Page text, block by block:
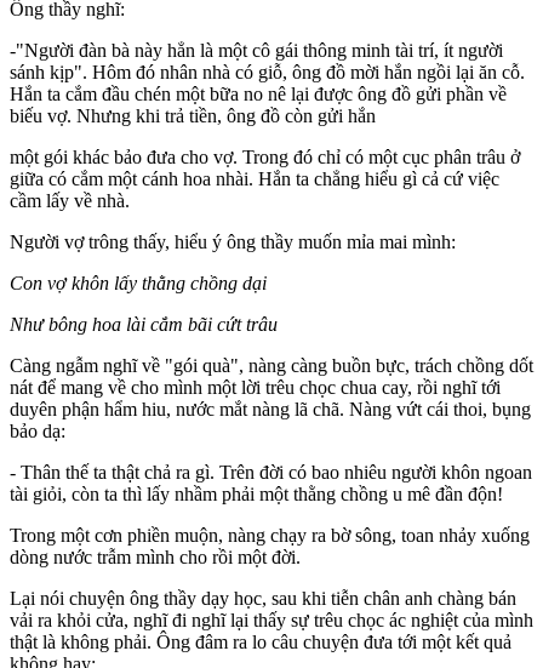
Ông thầy nghĩ:
-"Người đàn bà này hẳn là một cô gái thông minh tài trí, ít người
sánh kịp". Hôm đó nhân nhà có giỗ, ông đồ mời hắn ngồi lại ăn cỗ.
Hắn ta cắm đầu chén một bữa no nê lại được ông đồ gửi phần về
biếu vợ. Nhưng khi trả tiền, ông đồ còn gửi hắn
một gói khác bảo đưa cho vợ. Trong đó chỉ có một cục phân trâu ở
giữa có cắm một cánh hoa nhài. Hắn ta chẳng hiểu gì cả cứ việc
cầm lấy về nhà.
Người vợ trông thấy, hiểu ý ông thầy muốn mỉa mai mình:
Con vợ khôn lấy thằng chồng dại
Như bông hoa lài cắm bãi cứt trâu
Càng ngẫm nghĩ về "gói quà", nàng càng buồn bực, trách chồng dốt
nát để mang về cho mình một lời trêu chọc chua cay, rồi nghĩ tới
duyên phận hẩm hiu, nước mắt nàng lã chã. Nàng vứt cái thoi, bụng
bảo dạ:
- Thân thế ta thật chả ra gì. Trên đời có bao nhiêu người khôn ngoan
tài giỏi, còn ta thì lấy nhầm phải một thằng chồng u mê đần độn!
Trong một cơn phiền muộn, nàng chạy ra bờ sông, toan nhảy xuống
dòng nước trẫm mình cho rồi một đời.
Lại nói chuyện ông thầy dạy học, sau khi tiễn chân anh chàng bán
vải ra khỏi cửa, nghĩ đi nghĩ lại thấy sự trêu chọc ác nghiệt của mình
thật là không phải. Ông đâm ra lo câu chuyện đưa tới một kết quả
không hay: